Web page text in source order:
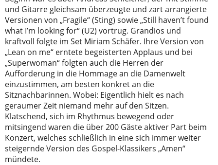
und Gitarre gleichsam überzeugte und zart arrangierte
Versionen von „Fragile“ (Sting) sowie „Still haven’t found
what I’m looking for“ (U2) vortrug. Grandios und
kraftvoll folgte im Set Miriam Schäfer. Ihre Version von
„Lean on me“ erntete begeisterten Applaus und bei
„Superwoman“ folgten auch die Herren der
Aufforderung in die Hommage an die Damenwelt
einzustimmen, am besten konkret an die
Sitznachbarinnen. Wobei: Eigentlich hielt es nach
geraumer Zeit niemand mehr auf den Sitzen.
Klatschend, sich im Rhythmus bewegend oder
mitsingend waren die über 200 Gäste aktiver Part beim
Konzert, welches schließlich in eine sich immer weiter
steigernde Version des Gospel-Klassikers „Amen“
mündete.